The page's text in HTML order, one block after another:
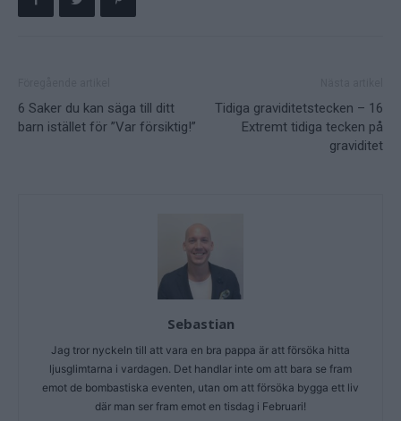
6 Saker du kan säga till ditt
barn istället för ”Var försiktig!”
Tidiga graviditetstecken – 16
Extremt tidiga tecken på
graviditet
Sebastian
Jag tror nyckeln till att vara en bra pappa är att försöka hitta
ljusglimtarna i vardagen. Det handlar inte om att bara se fram
emot de bombastiska eventen, utan om att försöka bygga ett liv
där man ser fram emot en tisdag i Februari!